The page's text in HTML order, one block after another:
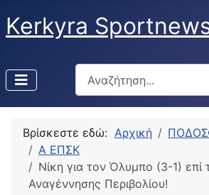
Kerkyra
Αναζήτηση
Type 2 or more
Βρίσκεστε εδώ: Αρχική
Α ΕΠΣΚ
Νίκη για τον Όλυμπο (3-1) επί
Αναγέννησης Περιβολίου!